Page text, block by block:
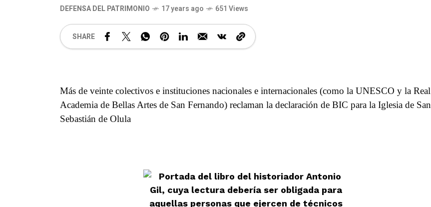
DEFENSA DEL PATRIMONIO 17 years ago 651 Views
SHARE
Más de veinte colectivos e instituciones nacionales e internacionales (como la UNESCO y la Real
Academia de Bellas Artes de San Fernando) reclaman la declaración de BIC para la Iglesia de San
Sebastián de Olula